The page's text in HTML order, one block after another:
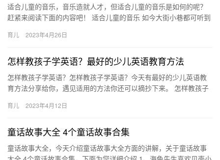
适合儿童的音乐，音乐造就人才，但适合儿童的音乐是如何的呢？
赶紧来阅读下面的内容吧！ 适合儿童的音乐 如今大街小巷都可听到
适…
育儿 2023年4月26日
怎样教孩子学英语？最好的少儿英语教育方法
怎样教孩子学英语？怎样教孩子学英语？今天有最好的少儿英语教
育方法分享给你，遇见适用的方法你还可以摘抄下来。 怎样教孩子
子…
育儿 2023年4月12日
童话故事大全 4个童话故事合集
童话故事大全，今天介绍童话故事大全方面的讲解，关于童话故事